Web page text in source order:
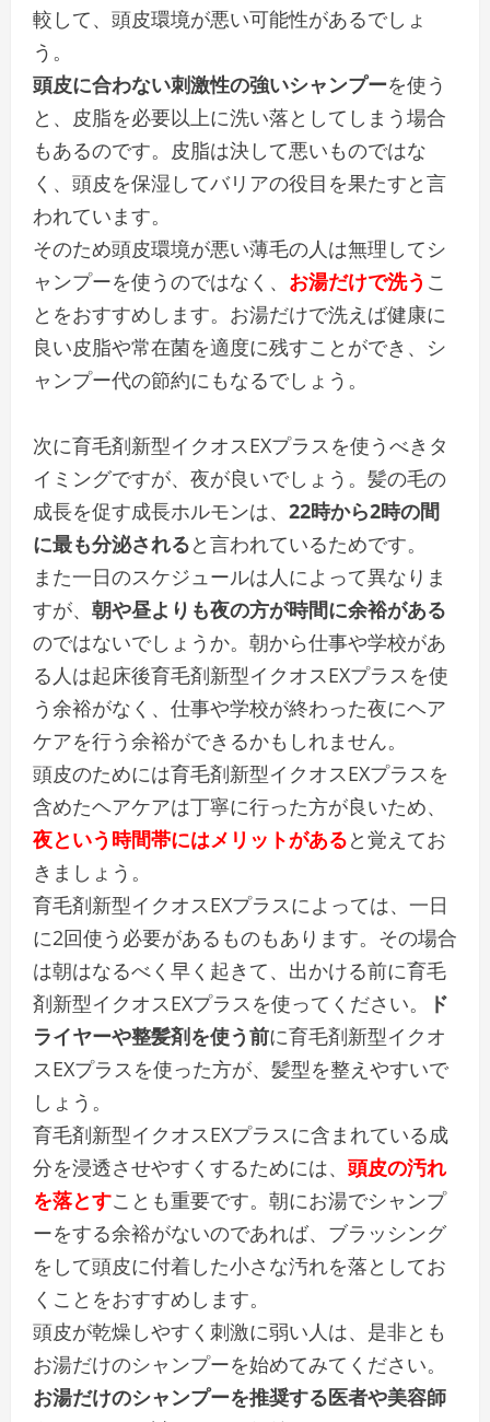
較して、頭皮環境が悪い可能性があるでしょ
う。
頭皮に合わない刺激性の強いシャンプーを使う
と、皮脂を必要以上に洗い落としてしまう場合
もあるのです。皮脂は決して悪いものではな
く、頭皮を保湿してバリアの役目を果たすと言
われています。
そのため頭皮環境が悪い薄毛の人は無理してシ
ャンプーを使うのではなく、 お湯だけで洗う こ
とをおすすめします。お湯だけで洗えば健康に
良い皮脂や常在菌を適度に残すことができ、シ
ャンプー代の節約にもなるでしょう。
次に育毛剤新型イクオスEXプラスを使うべきタ
イミングですが、夜が良いでしょう。髪の毛の
成長を促す成長ホルモンは、 22時から2時の間
に最も分泌されると言われているためです。
また一日のスケジュールは人によって異なりま
すが、 朝や昼よりも夜の方が時間に余裕がある
のではないでしょうか。朝から仕事や学校があ
る人は起床後育毛剤新型イクオスEXプラスを使
う余裕がなく、仕事や学校が終わった夜にヘア
ケアを行う余裕ができるかもしれません。
頭皮のためには育毛剤新型イクオスEXプラスを
含めたヘアケアは丁寧に行った方が良いため、
夜という時間帯にはメリットがあると覚えてお
きましょう。
育毛剤新型イクオスEXプラスによっては、一日
に2回使う必要があるものもあります。その場合
は朝はなるべく早く起きて、出かける前に育毛
剤新型イクオスEXプラスを使ってください。
ド
ライヤーや整髪剤を使う前に育毛剤新型イクオ
スEXプラスを使った方が、髪型を整えやすいで
しょう。
育毛剤新型イクオスEXプラスに含まれている成
分を浸透させやすくするためには、 頭皮の汚れ
を落とすことも重要です。朝にお湯でシャンプ
ーをする余裕がないのであれば、ブラッシング
をして頭皮に付着した小さな汚れを落としてお
くことをおすすめします。
頭皮が乾燥しやすく刺激に弱い人は、是非とも
お湯だけのシャンプーを始めてみてください。
お湯だけのシャンプーを推奨する医者や美容師